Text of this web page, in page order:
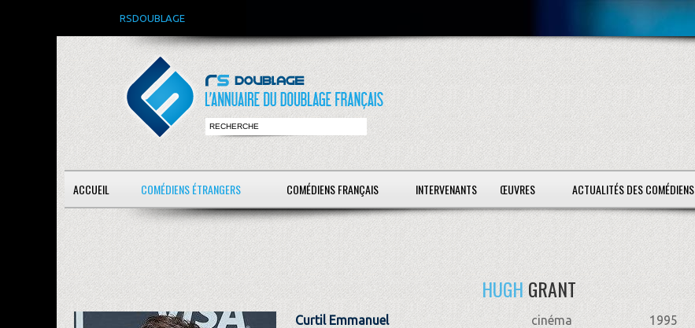
RSDOUBLAGE
ACCUEIL COMÉDIENS ÉTRANGERS COMÉDIENS FRANÇAIS INTERVENANTS ŒUVRES ACTUALITÉS DES COMÉDIENS
HUGHGRANT
Curtil Emmanuel cinéma 1995